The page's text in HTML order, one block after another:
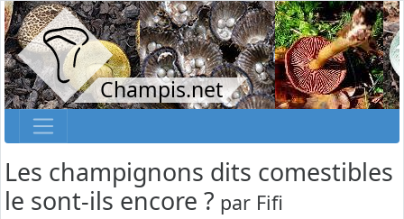
Champis.net
Les champignons dits comestibles
le sont-ils encore ? par Fifi